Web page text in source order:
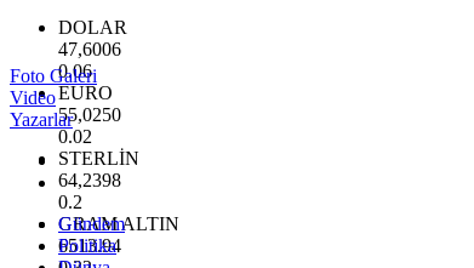
DOLAR
47,6006
0.06
EURO
55,0250
0.02
STERLİN
64,2398
0.2
GRAM ALTIN
6513.94
Foto Galeri
Video
Yazarlar
Gündem
Politika